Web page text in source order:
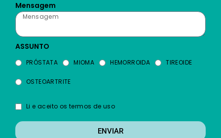
Mensagem
ASSUNTO
PRÓSTATA MIOMA HEMORROIDA TIREOIDE
OSTEOARTRITE
Li e aceito os termos de uso
ENVIAR